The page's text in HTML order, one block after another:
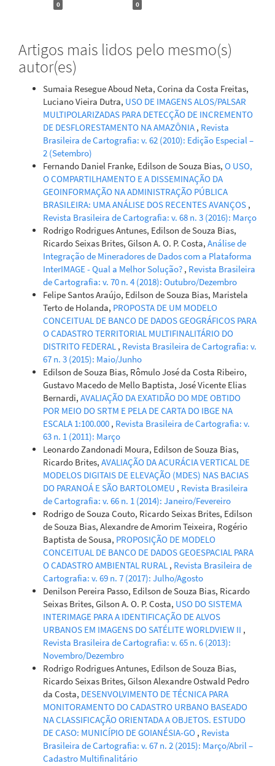
0 0
Artigos mais lidos pelo mesmo(s)
autor(es)
Sumaia Resegue Aboud Neta, Corina da Costa Freitas,
Luciano Vieira Dutra, USO DE IMAGENS ALOS/PALSAR
MULTIPOLARIZADAS PARA DETECÇÃO DE INCREMENTO
DE DESFLORESTAMENTO NA AMAZÔNIA , Revista
Brasileira de Cartografia: v. 62 (2010): Edição Especial –
2 (Setembro)
Fernando Daniel Franke, Edilson de Souza Bias, O USO,
O COMPARTILHAMENTO E A DISSEMINAÇÃO DA
GEOINFORMAÇÃO NA ADMINISTRAÇÃO PÚBLICA
BRASILEIRA: UMA ANÁLISE DOS RECENTES AVANÇOS ,
Revista Brasileira de Cartografia: v. 68 n. 3 (2016): Março
Rodrigo Rodrigues Antunes, Edilson de Souza Bias,
Ricardo Seixas Brites, Gilson A. O. P. Costa, Análise de
Integração de Mineradores de Dados com a Plataforma
InterIMAGE - Qual a Melhor Solução? , Revista Brasileira
de Cartografia: v. 70 n. 4 (2018): Outubro/Dezembro
Felipe Santos Araújo, Edilson de Souza Bias, Maristela
Terto de Holanda, PROPOSTA DE UM MODELO
CONCEITUAL DE BANCO DE DADOS GEOGRÁFICOS PARA
O CADASTRO TERRITORIAL MULTIFINALITÁRIO DO
DISTRITO FEDERAL , Revista Brasileira de Cartografia: v.
67 n. 3 (2015): Maio/Junho
Edilson de Souza Bias, Rômulo José da Costa Ribeiro,
Gustavo Macedo de Mello Baptista, José Vicente Elias
Bernardi, AVALIAÇÃO DA EXATIDÃO DO MDE OBTIDO
POR MEIO DO SRTM E PELA DE CARTA DO IBGE NA
ESCALA 1:100.000 , Revista Brasileira de Cartografia: v.
63 n. 1 (2011): Março
Leonardo Zandonadi Moura, Edilson de Souza Bias,
Ricardo Brites, AVALIAÇÃO DA ACURÁCIA VERTICAL DE
MODELOS DIGITAIS DE ELEVAÇÃO (MDES) NAS BACIAS
DO PARANOÁ E SÃO BARTOLOMEU , Revista Brasileira
de Cartografia: v. 66 n. 1 (2014): Janeiro/Fevereiro
Rodrigo de Souza Couto, Ricardo Seixas Brites, Edilson
de Souza Bias, Alexandre de Amorim Teixeira, Rogério
Baptista de Sousa, PROPOSIÇÃO DE MODELO
CONCEITUAL DE BANCO DE DADOS GEOESPACIAL PARA
O CADASTRO AMBIENTAL RURAL , Revista Brasileira de
Cartografia: v. 69 n. 7 (2017): Julho/Agosto
Denilson Pereira Passo, Edilson de Souza Bias, Ricardo
Seixas Brites, Gilson A. O. P. Costa, USO DO SISTEMA
INTERIMAGE PARA A IDENTIFICAÇÃO DE ALVOS
URBANOS EM IMAGENS DO SATÉLITE WORLDVIEW II ,
Revista Brasileira de Cartografia: v. 65 n. 6 (2013):
Novembro/Dezembro
Rodrigo Rodrigues Antunes, Edilson de Souza Bias,
Ricardo Seixas Brites, Gilson Alexandre Ostwald Pedro
da Costa, DESENVOLVIMENTO DE TÉCNICA PARA
MONITORAMENTO DO CADASTRO URBANO BASEADO
NA CLASSIFICAÇÃO ORIENTADA A OBJETOS. ESTUDO
DE CASO: MUNICÍPIO DE GOIANÉSIA-GO , Revista
Brasileira de Cartografia: v. 67 n. 2 (2015): Março/Abril –
Cadastro Multifinalitário